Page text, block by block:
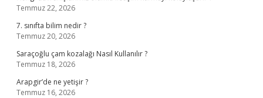
Temmuz 22, 2026
7. sınıfta bilim nedir ?
Temmuz 20, 2026
Saraçoğlu çam kozalağı Nasıl Kullanılır ?
Temmuz 18, 2026
Arapgir’de ne yetişir ?
Temmuz 16, 2026